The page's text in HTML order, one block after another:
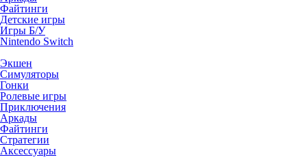
Файтинги
Детские игры
Игры Б/У
Nintendo Switch
Экшен
Симуляторы
Гонки
Ролевые игры
Приключения
Аркады
Файтинги
Стратегии
Аксессуары